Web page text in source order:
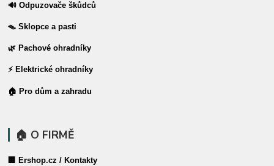
🔊 Odpuzovače škůdců
🪤 Sklopce a pasti
🌿 Pachové ohradníky
⚡ Elektrické ohradníky
🏠 Pro dům a zahradu
🏠 O FIRMĚ
🏢 Ershop.cz / Kontakty